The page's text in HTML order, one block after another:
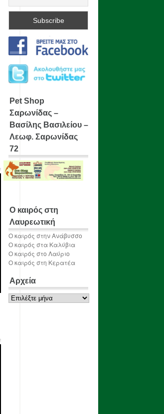
Pet Shop
Σαρωνίδας –
Βασίλης Βασιλείου –
Λεωφ. Σαρωνίδας
72
Ο καιρός στη
Λαυρεωτική
Ο καιρός στην Ανάβυσσο
Ο καιρός στα Καλύβια
Ο καιρός στο Λαύριο
Ο καιρός στη Κερατέα
Αρχεία
Αρχεία